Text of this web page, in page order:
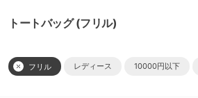
トートバッグ (フリル)
フリル レディース 10000円以下